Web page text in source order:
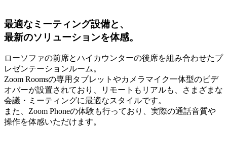
最適なミーティング設備と、
最新のソリューションを体感。
ローソファの前席とハイカウンターの後席を組み合わせたプ
レゼンテーションルーム。
Zoom Roomsの専用タブレットやカメラマイク一体型のビデ
オバーが設置されており、リモートもリアルも、さまざまな
会議・ミーティングに最適なスタイルです。
また、Zoom Phoneの体験も行っており、実際の通話音質や
操作を体感いただけます。